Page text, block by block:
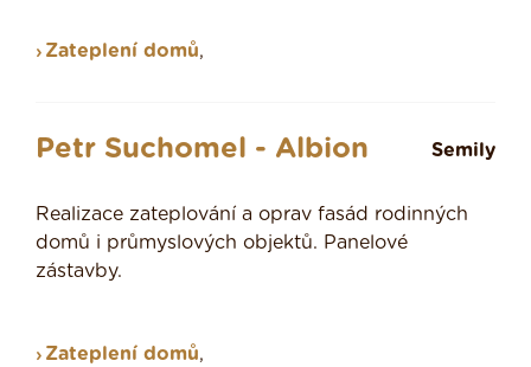
Zateplení domů,
Petr Suchomel - Albion Semily
Realizace zateplování a oprav fasád rodinných
domů i průmyslových objektů. Panelové
zástavby.
Zateplení domů,